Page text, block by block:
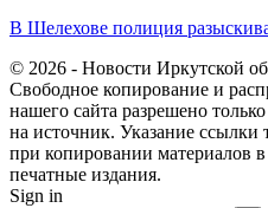
В Шелехове полиция
© 2026 - Новости Иркутской
Свободное копирование и
нашего сайта разрешено
на источник. Указание ссылки
при копировании материалов
печатные издания.
Sign in